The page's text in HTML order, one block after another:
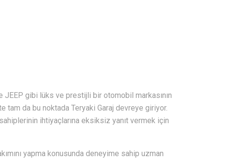
gibi lüks ve prestijli bir otomobil markasının
tam da bu noktada Teryaki Garaj devreye giriyor.
ihtiyaçlarına eksiksiz yanıt vermek için
yapma konusunda deneyime sahip uzman